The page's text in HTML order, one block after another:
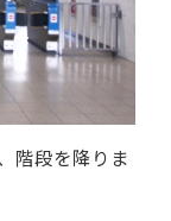
階段を降りま